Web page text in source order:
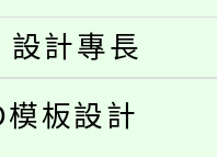
設計專長
板設計